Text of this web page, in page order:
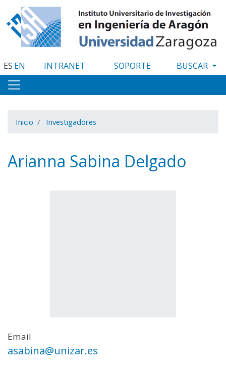
al
contenido
principal
ES EN INTRANET SOPORTE
Inicio Investigadores
Arianna Sabina Delgado
Email
asabina@unizar.es